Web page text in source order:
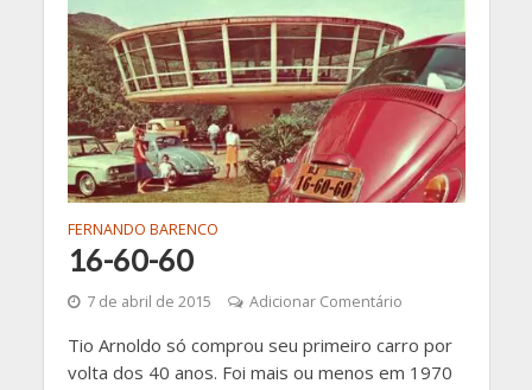
FERNANDO BARENCO
16-60-60
7 de abril de 2015 Adicionar Comentário
Tio Arnoldo só comprou seu primeiro carro por
volta dos 40 anos. Foi mais ou menos em 1970